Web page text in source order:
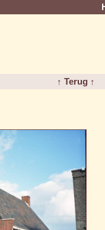
↑ Terug ↑